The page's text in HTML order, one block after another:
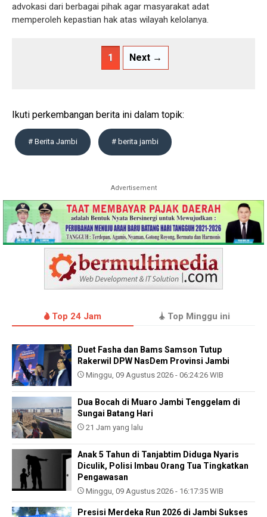
advokasi dari berbagai pihak agar masyarakat adat
memperoleh kepastian hak atas wilayah kelolanya.
1 Next →
Ikuti perkembangan berita ini dalam topik:
# Berita Jambi # berita jambi
Advertisement
Top 24 Jam Top Minggu ini
Duet Fasha dan Bams Samson Tutup
Rakerwil DPW NasDem Provinsi Jambi
Minggu, 09 Agustus 2026 - 06:24:26 WIB
Dua Bocah di Muaro Jambi Tenggelam di
Sungai Batang Hari
21 Jam yang lalu
Anak 5 Tahun di Tanjabtim Diduga Nyaris
Diculik, Polisi Imbau Orang Tua Tingkatkan
Pengawasan
Minggu, 09 Agustus 2026 - 16:17:35 WIB
Presisi Merdeka Run 2026 di Jambi Sukses